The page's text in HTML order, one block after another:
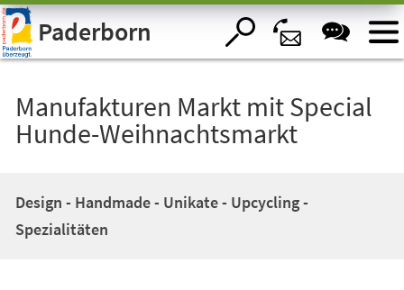
Visuelle
Assistenzsoftware
öffnen.Paderborn
Manufakturen Markt mit Special
Hunde-Weihnachtsmarkt
Design - Handmade - Unikate - Upcycling -
Spezialitäten